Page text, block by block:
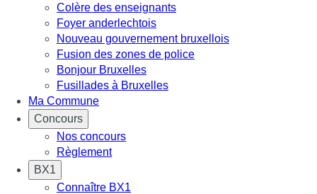
Colère des enseignants
Foyer anderlechtois
Nouveau gouvernement bruxellois
Fusion des zones de police
Bonjour Bruxelles
Fusillades à Bruxelles
Ma Commune
Concours
Nos concours
Règlement
BX1
Connaître BX1